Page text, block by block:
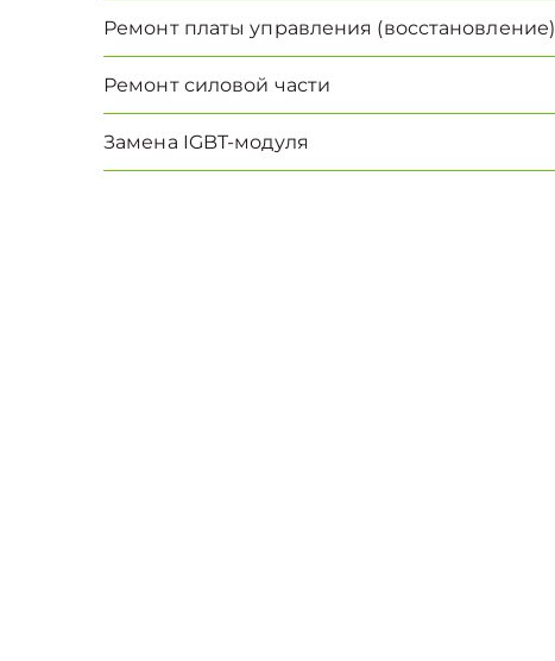
Ремонт платы управления (восстановление)
Ремонт силовой части
Замена IGBT-модуля